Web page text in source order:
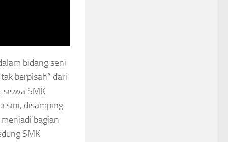
bidang seni
berpisah” dari
siswa SMK
sini, disamping
bagian
SMK